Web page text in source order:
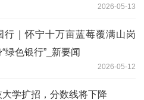
2026-05-13
行｜怀宁十万亩蓝莓覆满山岗
绿色银行”_新要闻
2026-05-12
学扩招，分数线将下降